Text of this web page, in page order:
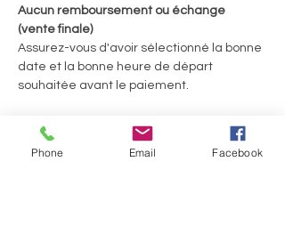
Aucun remboursement ou échange
(vente finale)
Assurez-vous d'avoir sélectionné la bonne
date et la bonne heure de départ
souhaitée avant le paiement.
Tickets
Phone Email Facebook